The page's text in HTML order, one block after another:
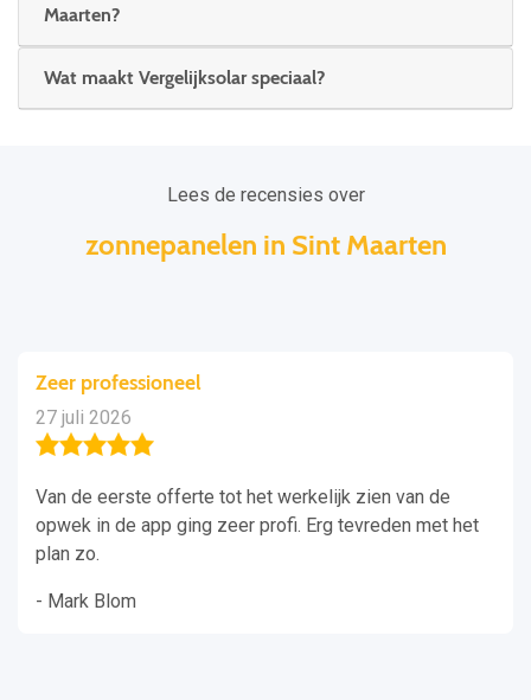
Maarten?
Wat maakt Vergelijksolar speciaal?
Lees de recensies over
zonnepanelen in Sint Maarten
Zeer professioneel
27 juli 2026
Van de eerste offerte tot het werkelijk zien van de
opwek in de app ging zeer profi. Erg tevreden met het
plan zo.
- Mark Blom